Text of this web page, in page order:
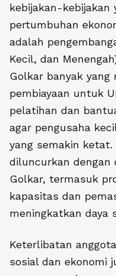
kebijakan-kebijakan
pertumbuhan
adalah
Kecil, dan
Golkar banyak yang
pembiayaan untuk
pelatihan dan
agar pengusaha
yang semakin
diluncurkan dengan
Golkar, termasuk
kapasitas dan
meningkatkan daya
Keterlibatan
sosial dan ekonomi